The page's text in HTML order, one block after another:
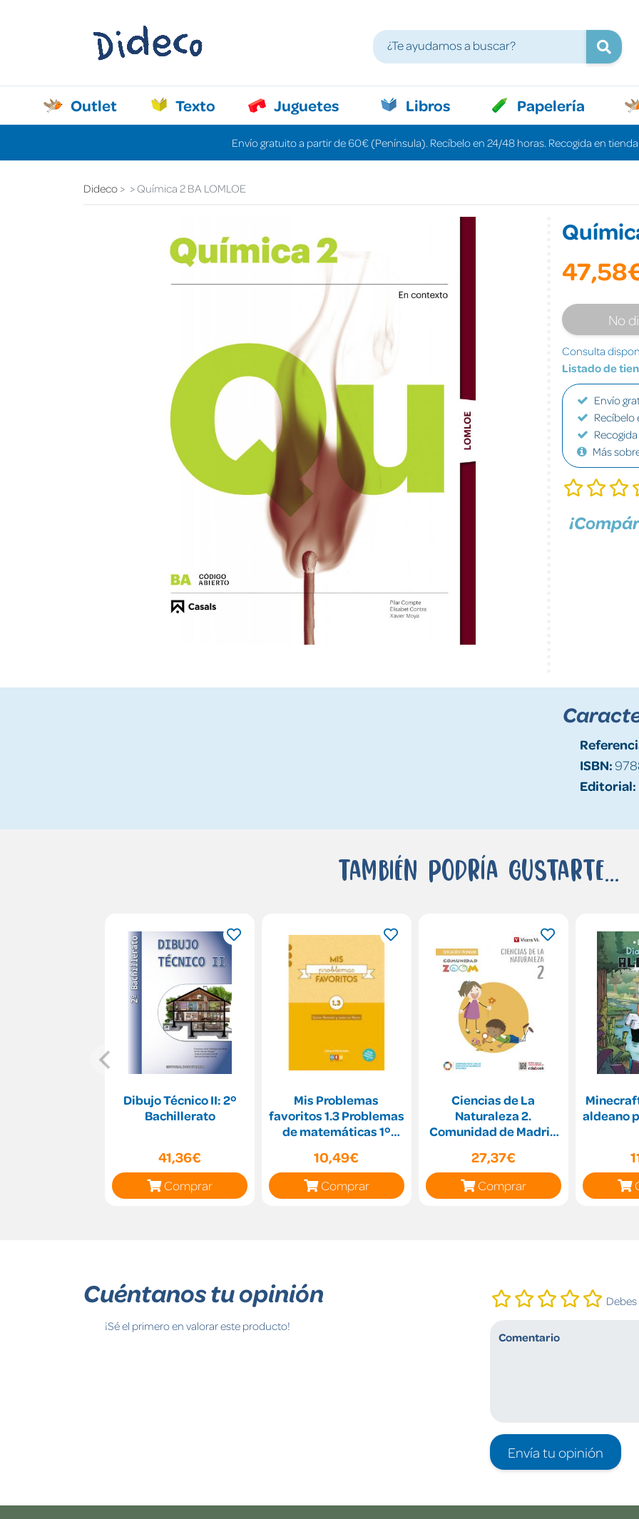
Outlet Texto Juguetes Libros Papelería
Envío gratuito a partir de 60€ (Península). Recíbelo en 24/48 horas. Recogida en
Dideco Química 2 BA LOMLOE
No
Consulta
Listado de
Envío
Recíbelo
Más
ISBN:
Editorial:
También podría gustarte...
Dibujo Técnico II: 2º
Bachillerato
41,36€
Comprar
Mis Problemas
favoritos 1.3 Problemas
de matemáticas 1º
lleva
10,49€
Comprar
Ciencias de La
Naturaleza 2.
Comunidad de Madrid
27,37€
Comprar
aldeano
Cuéntanos tu opinión
¡Sé el primero en valorar este producto!
Envía tu opinión